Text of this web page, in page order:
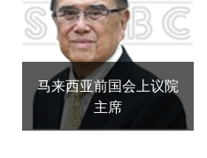
马来西亚前国会上议院
主席